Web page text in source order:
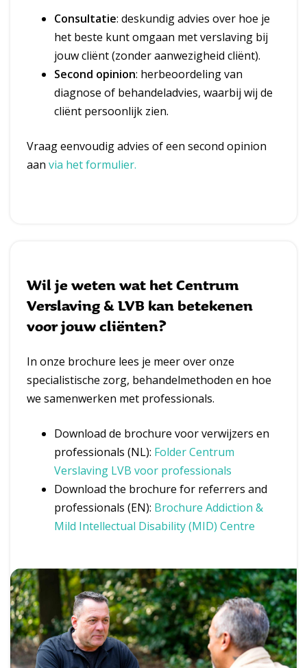
Consultatie: deskundig advies over hoe je
het beste kunt omgaan met verslaving bij
jouw cliënt (zonder aanwezigheid cliënt).
Second opinion: herbeoordeling van
diagnose of behandeladvies, waarbij wij de
cliënt persoonlijk zien.
Vraag eenvoudig advies of een second opinion
aan via het formulier.
Wil je weten wat het Centrum
Verslaving & LVB kan betekenen
voor jouw cliënten?
In onze brochure lees je meer over onze
specialistische zorg, behandelmethoden en hoe
we samenwerken met professionals.
Download de brochure voor verwijzers en
professionals (NL): Folder Centrum
Verslaving LVB voor professionals
Download the brochure for referrers and
professionals (EN): Brochure Addiction &
Mild Intellectual Disability (MID) Centre